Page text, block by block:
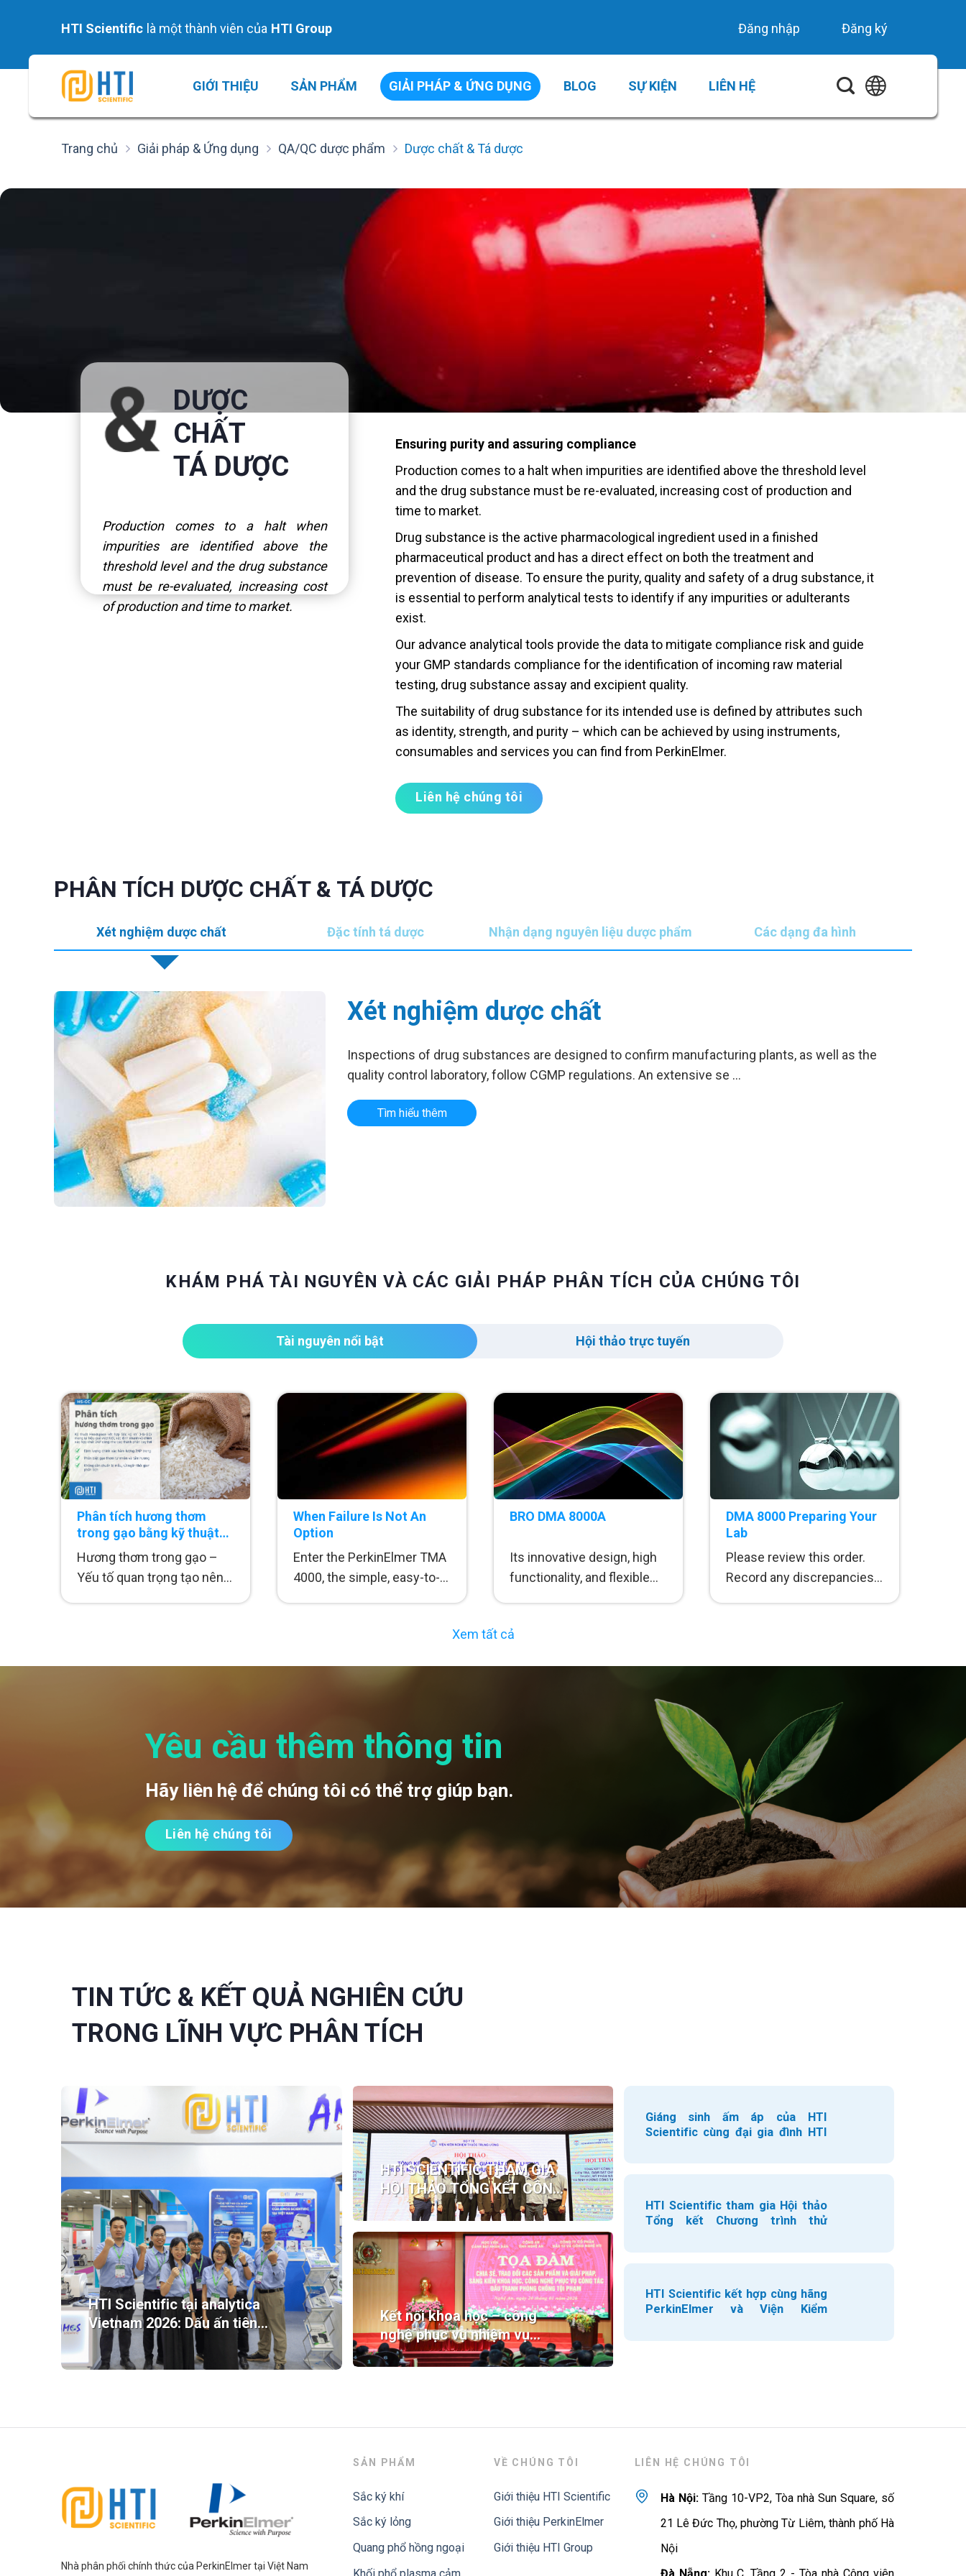
HTI Scientific là một thành viên của HTI Group Đăng nhập Đăng ký
GIỚI THIỆU SẢN PHẨM GIẢI PHÁP & ỨNG DỤNG BLOG SỰ KIỆN LIÊN HỆ
Trang chủ Giải pháp & Ứng dụng QA/QC dược phẩm Dược chất & Tá dược
DƯỢC
CHẤT
TÁ DƯỢC
Production comes to a halt when
impurities are identified above the
threshold level and the drug substance
must be re-evaluated, increasing cost
of production and time to market.
Ensuring purity and assuring compliance
Production comes to a halt when impurities are identified above the threshold level
and the drug substance must be re-evaluated, increasing cost of production and
time to market.
Drug substance is the active pharmacological ingredient used in a finished
pharmaceutical product and has a direct effect on both the treatment and
prevention of disease. To ensure the purity, quality and safety of a drug substance, it
is essential to perform analytical tests to identify if any impurities or adulterants
exist.
Our advance analytical tools provide the data to mitigate compliance risk and guide
your GMP standards compliance for the identification of incoming raw material
testing, drug substance assay and excipient quality.
The suitability of drug substance for its intended use is defined by attributes such
as identity, strength, and purity – which can be achieved by using instruments,
consumables and services you can find from PerkinElmer.
Liên hệ chúng tôi
PHÂN TÍCH DƯỢC CHẤT & TÁ DƯỢC
Xét nghiệm dược chất Đặc tính tá dược Nhận dạng nguyên liệu dược phẩm Các dạng đa hình
Xét nghiệm dược chất
Inspections of drug substances are designed to confirm manufacturing plants, as well as the
quality control laboratory, follow CGMP regulations. An extensive se …
Tìm hiểu thêm
KHÁM PHÁ TÀI NGUYÊN VÀ CÁC GIẢI PHÁP PHÂN TÍCH CỦA CHÚNG TÔI
Tài nguyên nổi bật Hội thảo trực tuyến
Phân tích hương thơm
trong gạo bằng kỹ thuật
HS-GC từ PerkinElmer
Hương thơm trong gạo –
Yếu tố quan trọng tạo nên
When Failure Is Not An
Option
Enter the PerkinElmer TMA
4000, the simple, easy-to-
BRO DMA 8000A
Its innovative design, high
functionality, and flexible
DMA 8000 Preparing Your
Lab
Please review this order.
Record any discrepancies
Xem tất cả
Yêu cầu thêm thông tin
Hãy liên hệ để chúng tôi có thể trợ giúp bạn.
Liên hệ chúng tôi
TIN TỨC & KẾT QUẢ NGHIÊN CỨU
TRONG LĨNH VỰC PHÂN TÍCH
HTI Scientific tại analytica
Vietnam 2026: Dấu ấn tiên
phong công nghệ phân tích.
HTI SCIENTIFIC THAM GIA
HỘI THẢO TỔNG KẾT CÔNG
TÁC KIỂM TRA, GIÁM SÁT
CHẤT LƯỢNG THUỐC, MỸ
PHẨM NĂM 2025 VÀ TRIỂN
KHAI CÔNG TÁC NĂM 2026
Kết nối khoa học – công
nghệ phục vụ nhiệm vụ
phòng, chống tội phạm
Giáng sinh ấm áp của HTI
Scientific cùng đại gia đình HTI
HTI Scientific tham gia Hội thảo
Tổng kết Chương trình thử
HTI Scientific kết hợp cùng hãng
PerkinElmer và Viện Kiểm
Nhà phân phối chính thức của PerkinElmer tại Việt Nam
SẢN PHẨM
Sắc ký khí
Sắc ký lỏng
Quang phổ hồng ngoại
Khối phổ plasma cảm
VỀ CHÚNG TÔI
Giới thiệu HTI Scientific
Giới thiệu PerkinElmer
Giới thiệu HTI Group
LIÊN HỆ CHÚNG TÔI
Hà Nội:Tầng 10-VP2, Tòa nhà Sun Square, số
21 Lê Đức Thọ, phường Từ Liêm, thành phố Hà
Nội